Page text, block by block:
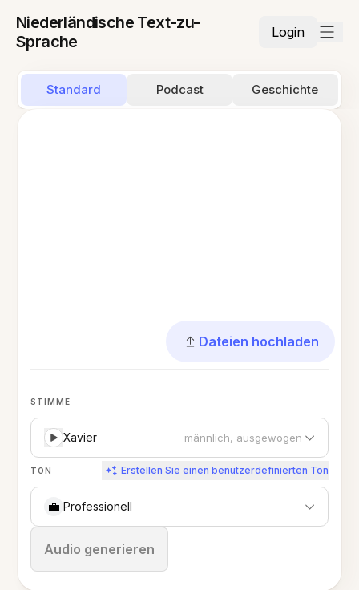
Niederländische Text-zu-
Sprache
Login
Standard Podcast Geschichte
Dateien hochladen
STIMME
Xavier männlich, ausgewogen
TON Erstellen Sie einen benutzerdefinierten Ton
💼 Professionell
Audio generieren
Stoppen